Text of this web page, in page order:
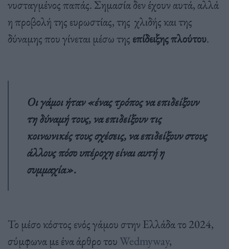
νυσταγμένος παπάς. Σημασία δεν έχουν αυτά, αλλά
η προβολή της ευρωστίας, της χλιδής και της
δύναμης που γίνεται μέσω της επίδειξης πλούτου.
Οι γάμοι ήταν «ένας τρόπος να επιδείξουν
τη δύναμή τους, να επιδείξουν τις
κοινωνικές τους σχέσεις, να επιδείξουν στους
άλλους πόσο υπέροχη είναι αυτή η
συμμαχία».
Το μέσο κόστος ενός γάμου στην Ελλάδα το 2024,
σύμφωνα με ένα άρθρο τουWedmyway,